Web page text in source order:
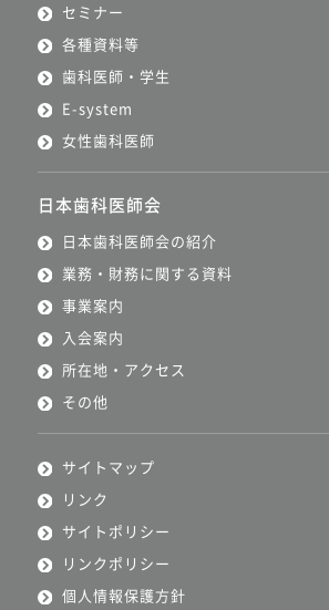
セミナー
各種資料等
歯科医師・学生
E-system
女性歯科医師
日本歯科医師会
日本歯科医師会の紹介
業務・財務に関する資料
事業案内
入会案内
所在地・アクセス
その他
サイトマップ
リンク
サイトポリシー
リンクポリシー
個人情報保護方針